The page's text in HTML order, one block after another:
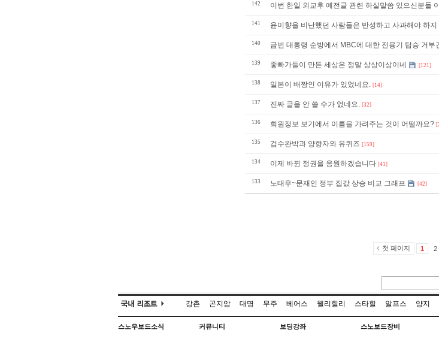
142 이번 한일 외교후 예전글 관련 하실말씀 있으신분들
141 윤미향을 비난했던 사람들은 반성하고 사과해야 하
140 금번 대통령 순방에서 MBC에 대한 전용기 탑승 거부
139 좋빠가들이 만든 세상은 정말 상상이상이네 [121]
138 일본이 배짱인 이유가 있었네요. [14]
137 진짜 글을 안 쓸 수가 없네요. [32]
136 회원정보 보기에서 이름을 가려주는 것이 어떨까요?
135 검수완박과 양향자와 유퀴즈 [159]
134 이제 바뀐 정권을 응원하겠습니다 [41]
133 노태우~문재인 정부 집값 상승 비교 그래프 [42]
첫 페이지 1 2
강촌 곤지암 대명 무주 베어스 웰리힐리 스타힐 알프스 양지
스노우보드소식 커뮤니티 보딩강좌 스노보드장비